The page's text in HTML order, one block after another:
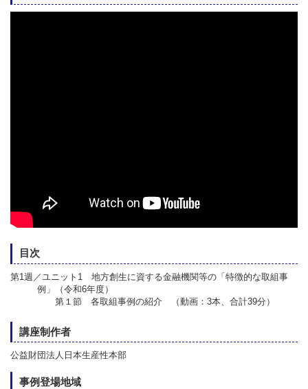
目次
第1週／ユニット1 地方創生に資する金融機関等の「特徴的な取組事
例」（令和6年度）
第１節 各取組事例の紹介 （動画：3本、合計39分）
講座制作者
公益財団法人日本生産性本部
事例登場地域